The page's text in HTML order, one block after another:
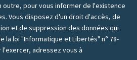
pour vous informer de l'existence
Vous disposez d'un droit d'accès, de
et de suppression des données qui
la loi "Informatique et Libertés" n° 78-
l'exercer, adressez vous à